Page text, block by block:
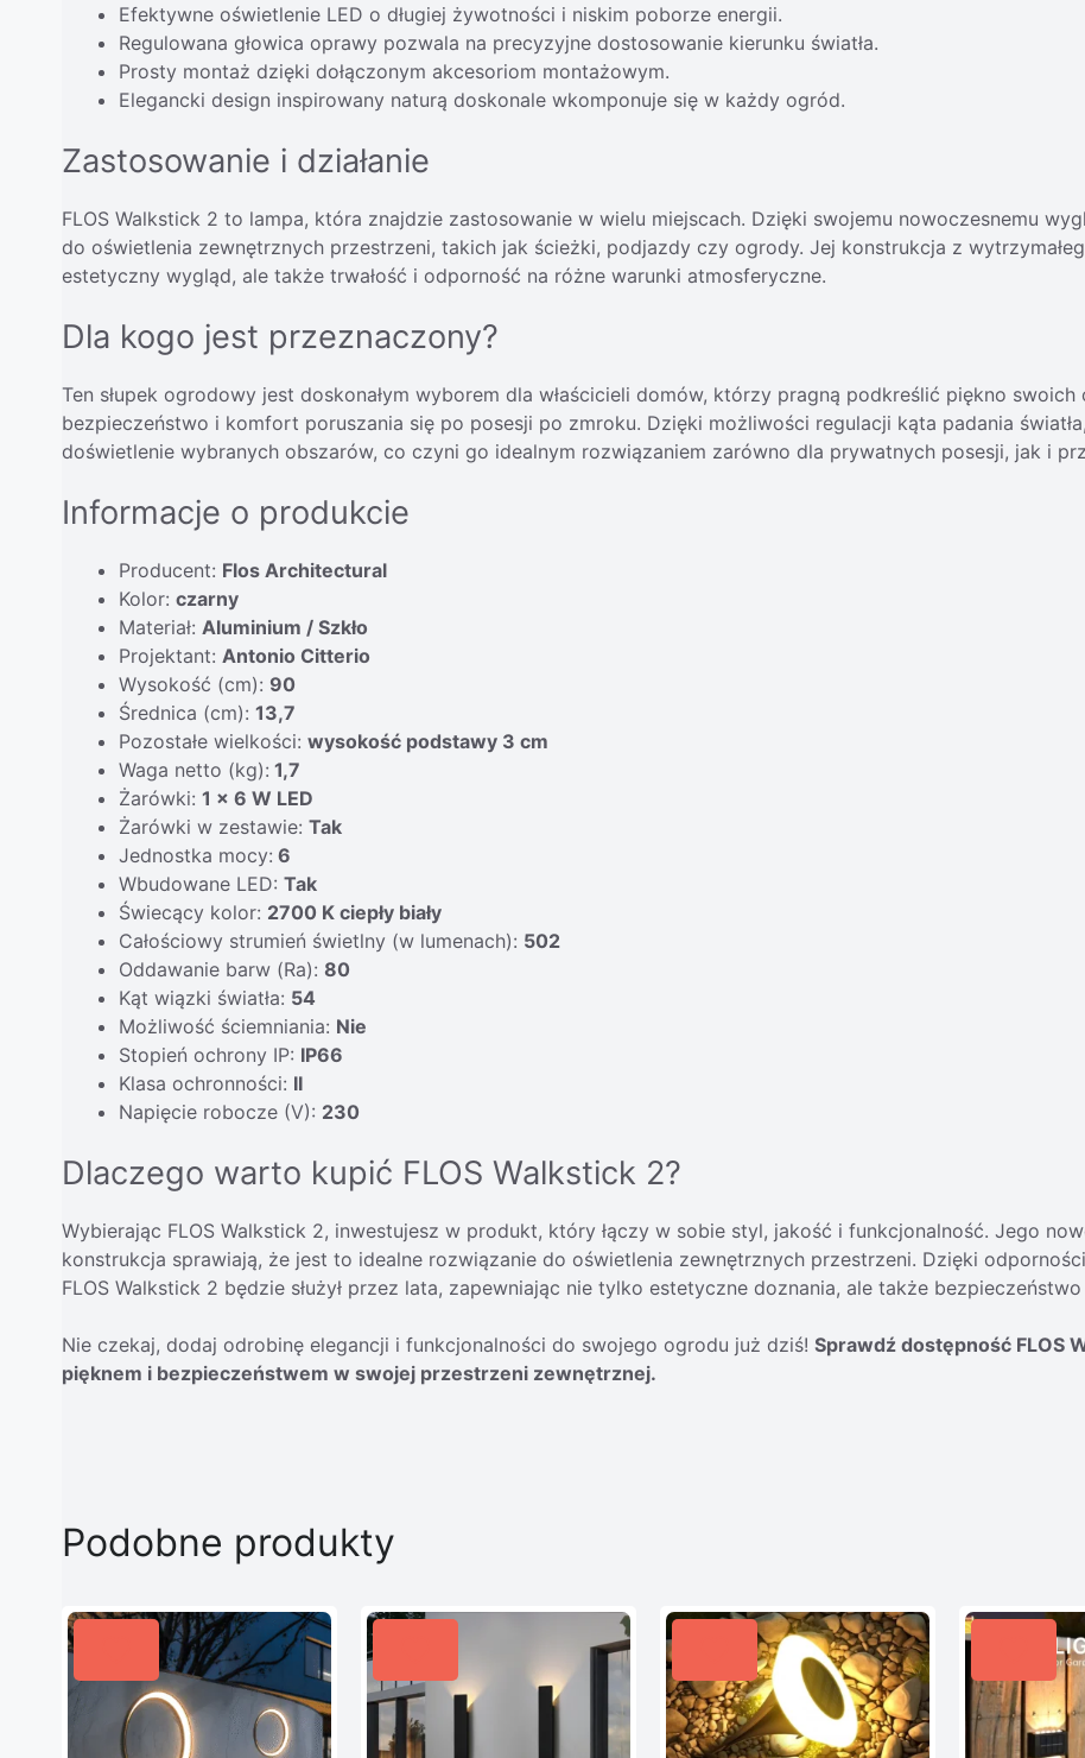
Efektywne oświetlenie LED o długiej żywotności i niskim poborze energii.
Regulowana głowica oprawy pozwala na precyzyjne dostosowanie kierunku światła.
Prosty montaż dzięki dołączonym akcesoriom montażowym.
Elegancki design inspirowany naturą doskonale wkomponuje się w każdy ogród.
Zastosowanie i działanie
FLOS Walkstick 2 to lampa, która znajdzie zastosowanie w wielu miejscach. Dzięki swojemu nowoczesnemu
do oświetlenia zewnętrznych przestrzeni, takich jak ścieżki, podjazdy czy ogrody. Jej konstrukcja z
estetyczny wygląd, ale także trwałość i odporność na różne warunki atmosferyczne.
Dla kogo jest przeznaczony?
Ten słupek ogrodowy jest doskonałym wyborem dla właścicieli domów, którzy pragną podkreślić piękno
bezpieczeństwo i komfort poruszania się po posesji po zmroku. Dzięki możliwości regulacji kąta padania
doświetlenie wybranych obszarów, co czyni go idealnym rozwiązaniem zarówno dla prywatnych posesji, jak i
Informacje o produkcie
Producent: Flos Architectural
Kolor: czarny
Materiał: Aluminium / Szkło
Projektant: Antonio Citterio
Wysokość (cm): 90
Średnica (cm): 13,7
Pozostałe wielkości: wysokość podstawy 3 cm
Waga netto (kg): 1,7
Żarówki: 1 x 6 W LED
Żarówki w zestawie: Tak
Jednostka mocy: 6
Wbudowane LED: Tak
Świecący kolor: 2700 K ciepły biały
Całościowy strumień świetlny (w lumenach): 502
Oddawanie barw (Ra): 80
Kąt wiązki światła: 54
Możliwość ściemniania: Nie
Stopień ochrony IP: IP66
Klasa ochronności: II
Napięcie robocze (V): 230
Dlaczego warto kupić FLOS Walkstick 2?
Wybierając FLOS Walkstick 2, inwestujesz w produkt, który łączy w sobie styl, jakość i funkcjonalność. Jego
konstrukcja sprawiają, że jest to idealne rozwiązanie do oświetlenia zewnętrznych przestrzeni. Dzięki
FLOS Walkstick 2 będzie służył przez lata, zapewniając nie tylko estetyczne doznania, ale także
Nie czekaj, dodaj odrobinę elegancji i funkcjonalności do swojego ogrodu już dziś! Sprawdź dostępność FLOS
pięknem i bezpieczeństwem w swojej przestrzeni zewnętrznej.
Podobne produkty